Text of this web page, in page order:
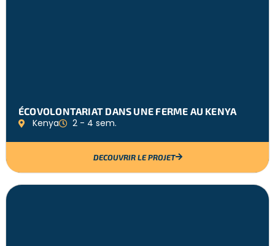
ÉCOVOLONTARIAT DANS UNE FERME AU KENYA
Kenya 2 - 4 sem.
DECOUVRIR LE PROJET